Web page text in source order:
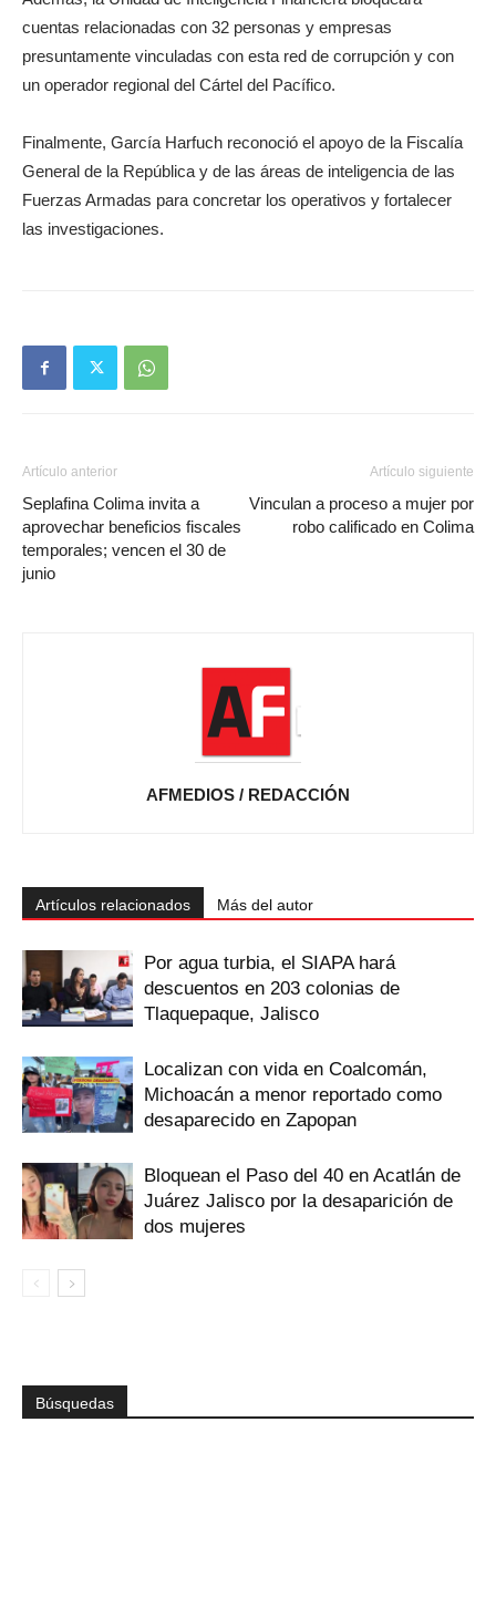
cuentas relacionadas con 32 personas y empresas
presuntamente vinculadas con esta red de corrupción y con
un operador regional del Cártel del Pacífico.
Finalmente, García Harfuch reconoció el apoyo de la Fiscalía
General de la República y de las áreas de inteligencia de las
Fuerzas Armadas para concretar los operativos y fortalecer
las investigaciones.
Artículo anterior
Seplafina Colima invita a
aprovechar beneficios fiscales
temporales; vencen el 30 de
junio
Artículo siguiente
Vinculan a proceso a mujer por
robo calificado en Colima
AFMEDIOS / REDACCIÓN
Artículos relacionados Más del autor
Por agua turbia, el SIAPA hará
descuentos en 203 colonias de
Tlaquepaque, Jalisco
Localizan con vida en Coalcomán,
Michoacán a menor reportado como
desaparecido en Zapopan
Bloquean el Paso del 40 en Acatlán de
Juárez Jalisco por la desaparición de
dos mujeres
Búsquedas